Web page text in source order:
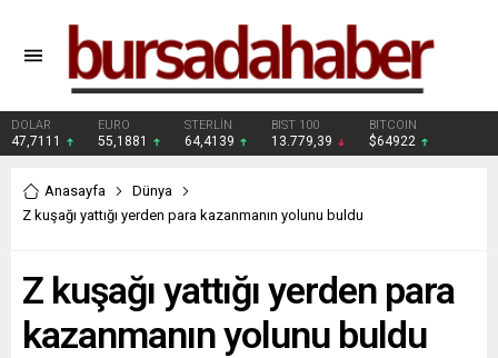
DOLAR
47,7111
EURO
55,1881
STERLİN
64,4139
BIST 100
13.779,39
BITCOIN
$64922
Anasayfa
Dünya
Z kuşağı yattığı yerden para kazanmanın yolunu buldu
Z kuşağı yattığı yerden para
kazanmanın yolunu buldu